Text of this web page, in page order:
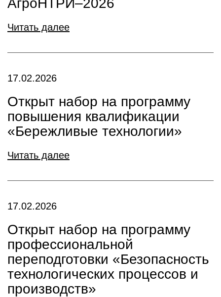
АгроНТРИ–2026
Читать далее
17.02.2026
Открыт набор на программу
повышения квалификации
«Бережливые технологии»
Читать далее
17.02.2026
Открыт набор на программу
профессиональной
переподготовки «Безопасность
технологических процессов и
производств»